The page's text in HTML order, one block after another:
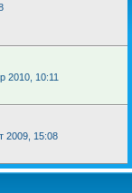
2010, 10:11
2009, 15:08